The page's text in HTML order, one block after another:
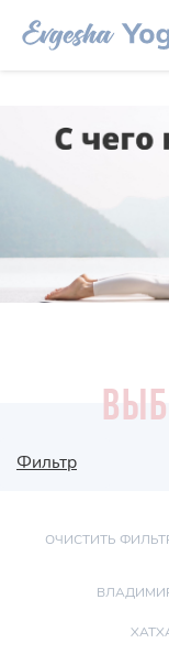
Фильтр
ОЧИСТИТЬ